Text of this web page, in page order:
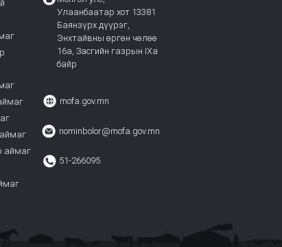
аймаг
Улаанбаатар хот 13381
Баянзүрх дүүрэг,
Энхтайвны өргөн чөлөө
16а, Засгийн газрын IXa
байр
mofa.gov.mn
nominbolor@mofa.gov.mn
51-266095